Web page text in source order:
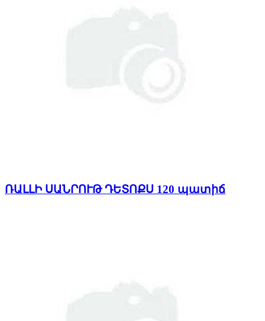
ՌԱԼԼԻ ՍԱՆՐՈՒԹ ԴԵՏՈՔՍ 120 պատիճ